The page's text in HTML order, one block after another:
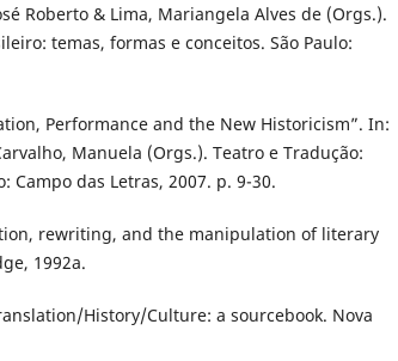
Roberto & Lima, Mariangela Alves de (Orgs.).
temas, formas e conceitos. São Paulo:
Performance and the New Historicism”. In:
Manuela (Orgs.). Teatro e Tradução:
Campo das Letras, 2007. p. 9-30.
rewriting, and the manipulation of literary
1992a.
History/Culture: a sourcebook. Nova